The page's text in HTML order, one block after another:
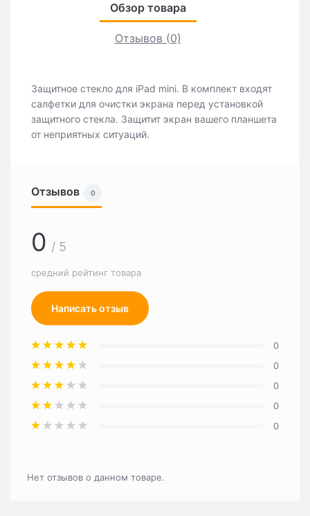
Обзор товара
Отзывов (0)
Защитное стекло для iPad mini. В комплект входят
салфетки для очистки экрана перед установкой
защитного стекла. Защитит экран вашего планшета
от неприятных ситуаций.
Отзывов 0
0 / 5
средний рейтинг товара
Написать отзыв
0
0
0
0
0
Нет отзывов о данном товаре.